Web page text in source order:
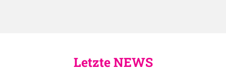
Letzte NEWS